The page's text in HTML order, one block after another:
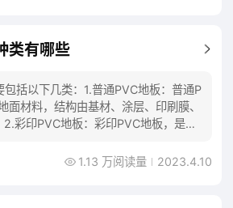
类有哪些
包括以下几类：1.普通PVC地板：普通P
面材料，结构由基材、涂层、印刷膜、
彩印PVC地板：彩印PVC地板，是在
1.13 万阅读量 2023.4.10